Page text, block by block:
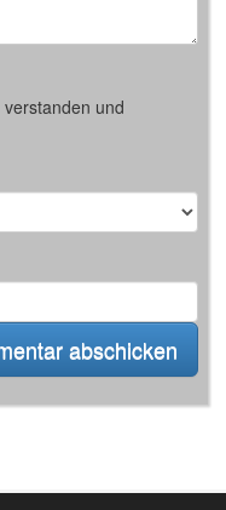
verstanden und